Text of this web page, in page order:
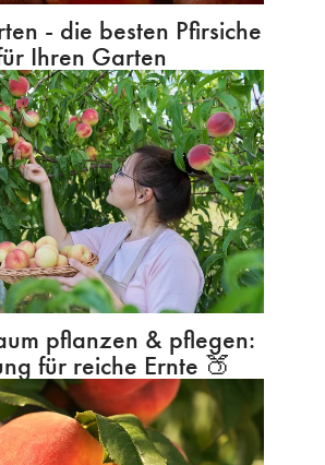
- die besten Pfirsiche
Ihren Garten
pflanzen & pflegen:
für reiche Ernte 🍑